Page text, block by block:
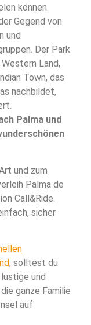
können.
Gegend von
und
Der Park
Land,
Town, das
nachbildet,
Palma und
und zum
Palma de
Call&Ride.
sicher
, solltest du
und
ganze Familie
auf